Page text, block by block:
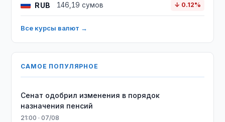
RUB 146,19 сумов ↓ 0.12%
Все курсы валют →
САМОЕ ПОПУЛЯРНОЕ
Сенат одобрил изменения в порядок
назначения пенсий
21:00 · 07/08